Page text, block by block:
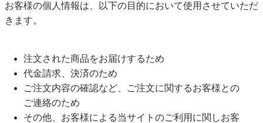
お客様の個人情報は、以下の目的において使用させていただ
きます。
注文された商品をお届けするため
代金請求、決済のため
ご注文内容の確認など、ご注文に関するお客様との
ご連絡のため
その他、お客様による当サイトのご利用に関しお客